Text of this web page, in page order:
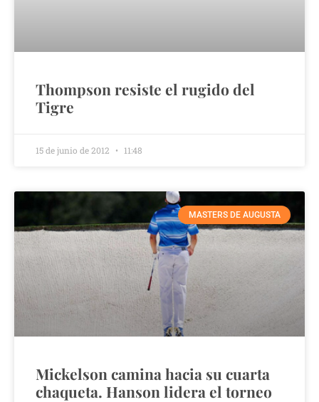
Thompson resiste el rugido del
Tigre
15 de junio de 2012 11:48
MASTERS DE AUGUSTA
Mickelson camina hacia su cuarta
chaqueta. Hanson lidera el torneo